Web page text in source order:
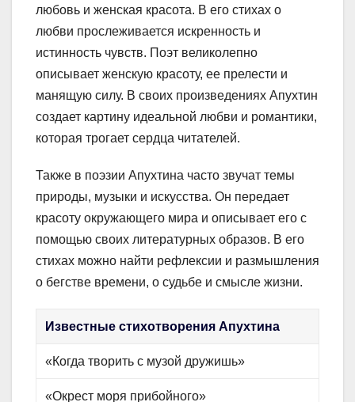
любовь и женская красота. В его стихах о
любви прослеживается искренность и
истинность чувств. Поэт великолепно
описывает женскую красоту, ее прелести и
манящую силу. В своих произведениях Апухтин
создает картину идеальной любви и романтики,
которая трогает сердца читателей.
Также в поэзии Апухтина часто звучат темы
природы, музыки и искусства. Он передает
красоту окружающего мира и описывает его с
помощью своих литературных образов. В его
стихах можно найти рефлексии и размышления
о бегстве времени, о судьбе и смысле жизни.
Известные стихотворения Апухтина
«Когда творить с музой дружишь»
«Окрест моря прибойного»